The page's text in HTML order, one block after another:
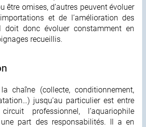
être omises, d’autres peuvent évoluer
et de l’amélioration des
doit donc évoluer constamment en
recueillis.
chaîne (collecte, conditionnement,
jusqu’au particulier est entre
professionnel, l’aquariophile
une part des responsabilités. Il a en